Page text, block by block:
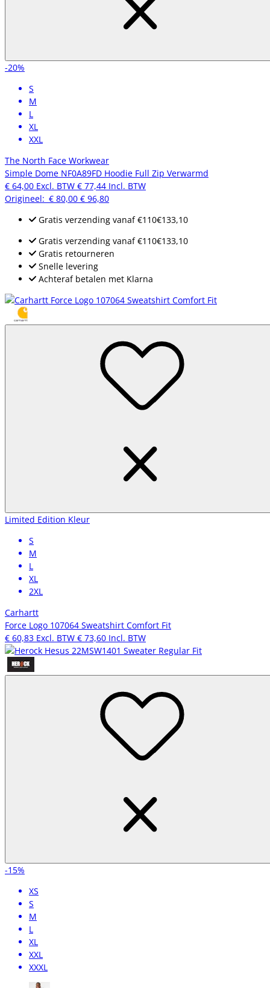
-20%
S
M
L
XL
XXL
The North Face Workwear
Simple Dome NF0A89FD Hoodie Full Zip Verwarmd
€ 64,00 Excl. BTW € 77,44 Incl. BTW
Origineel: € 80,00 € 96,80
Gratis verzending vanaf€110€133,10
Gratis verzending vanaf€110€133,10
Gratis retourneren
Snelle levering
Achteraf betalen met Klarna
Limited Edition Kleur
S
M
L
XL
2XL
Carhartt
Force Logo 107064 Sweatshirt Comfort Fit
€ 60,83 Excl. BTW € 73,60 Incl. BTW
-15%
XS
S
M
L
XL
XXL
XXXL